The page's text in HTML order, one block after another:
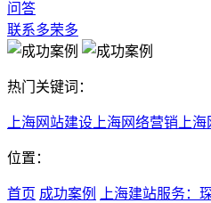
问答
联系多荣多
热门关键词：
上海网站建设 上海网络营销 上
位置：
首页 成功案例
上海建站服务：